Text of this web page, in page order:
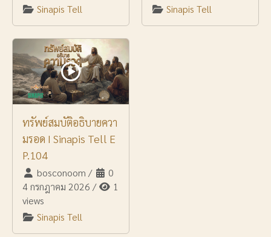
Sinapis Tell
Sinapis Tell
ทรัพย์สมบัติอธิบายควา
มรอด I Sinapis Tell E
P.104
bosconoom /
0
4 กรกฎาคม 2026 /
1
views
Sinapis Tell